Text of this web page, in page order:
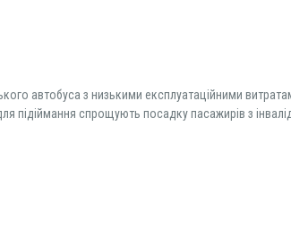
автобуса з низькими експлуатаційними
підіймання спрощують посадку пасажирів з